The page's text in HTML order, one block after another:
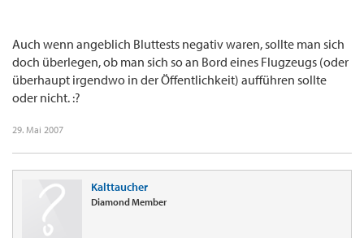
Auch wenn angeblich Bluttests negativ waren, sollte man sich
doch überlegen, ob man sich so an Bord eines Flugzeugs (oder
überhaupt irgendwo in der Öffentlichkeit) aufführen sollte
oder nicht. :?
29. Mai 2007
Kalttaucher
Diamond Member